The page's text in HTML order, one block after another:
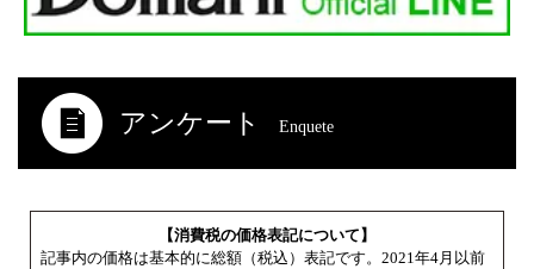
アンケート Enquete
【消費税の価格表記について】
記事内の価格は基本的に総額（税込）表記です。2021年4月以前